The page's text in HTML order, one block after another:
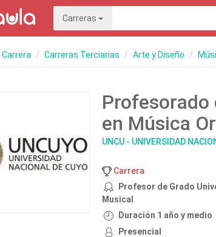
Carreras
Carrera Carreras Terciarias Arte y Diseño
Profesorado
en Música
UNCU - UNIVERSIDAD
Carrera
Profesor de Grado
Musical
Duración 1 año y medio
Presencial